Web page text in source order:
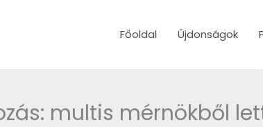
Főoldal Újdonságok
multis mérnökből